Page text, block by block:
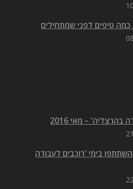
כמה טיפים לפני שמתחילים
בהרצליה' – מאי 2016
בימי 'רוכבים לעבודה